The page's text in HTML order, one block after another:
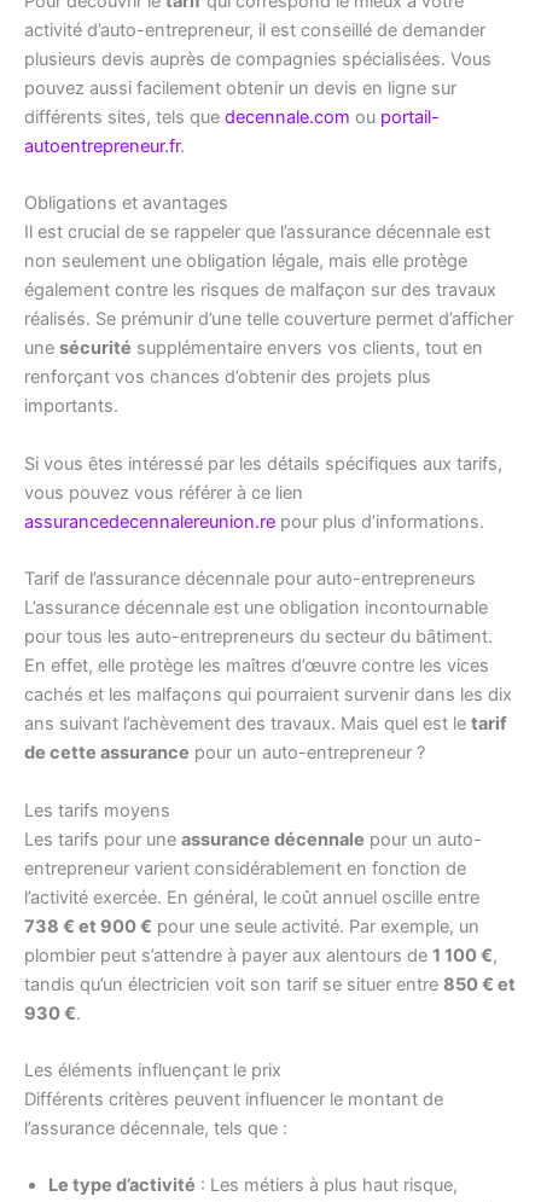
activité d’auto-entrepreneur, il est conseillé de demander
plusieurs devis auprès de compagnies spécialisées. Vous
pouvez aussi facilement obtenir un devis en ligne sur
différents sites, tels que decennale.com ou portail-
autoentrepreneur.fr.
Obligations et avantages
Il est crucial de se rappeler que l’assurance décennale est
non seulement une obligation légale, mais elle protège
également contre les risques de malfaçon sur des travaux
réalisés. Se prémunir d’une telle couverture permet d’afficher
une sécurité supplémentaire envers vos clients, tout en
renforçant vos chances d’obtenir des projets plus
importants.
Si vous êtes intéressé par les détails spécifiques aux tarifs,
vous pouvez vous référer à ce lien
assurancedecennalereunion.re pour plus d’informations.
Tarif de l’assurance décennale pour auto-entrepreneurs
L’assurance décennale est une obligation incontournable
pour tous les auto-entrepreneurs du secteur du bâtiment.
En effet, elle protège les maîtres d’œuvre contre les vices
cachés et les malfaçons qui pourraient survenir dans les dix
ans suivant l’achèvement des travaux. Mais quel est le tarif
de cette assurance pour un auto-entrepreneur ?
Les tarifs moyens
Les tarifs pour une assurance décennale pour un auto-
entrepreneur varient considérablement en fonction de
l’activité exercée. En général, le coût annuel oscille entre
738 € et 900 € pour une seule activité. Par exemple, un
plombier peut s’attendre à payer aux alentours de 1 100 €,
tandis qu’un électricien voit son tarif se situer entre 850 € et
930 €.
Les éléments influençant le prix
Différents critères peuvent influencer le montant de
l’assurance décennale, tels que :
Le type d’activité : Les métiers à plus haut risque,